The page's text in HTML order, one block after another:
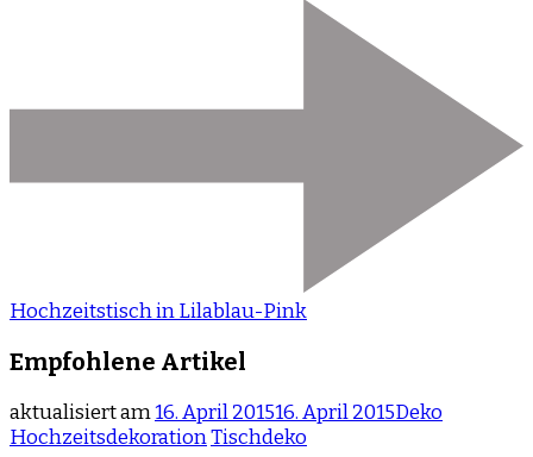
Hochzeitstisch in Lilablau-Pink
Empfohlene Artikel
aktualisiert am16. April 201516. April 2015Deko
HochzeitsdekorationTischdeko